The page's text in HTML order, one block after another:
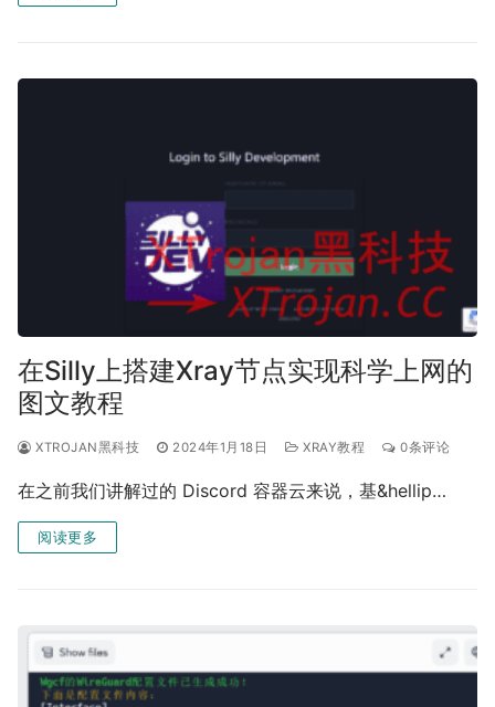
在Silly上搭建Xray节点实现科学上网的
图文教程
XTROJAN黑科技 2024年1月18日 XRAY教程 0条评论
在之前我们讲解过的 Discord 容器云来说，基&hellip…
阅读更多